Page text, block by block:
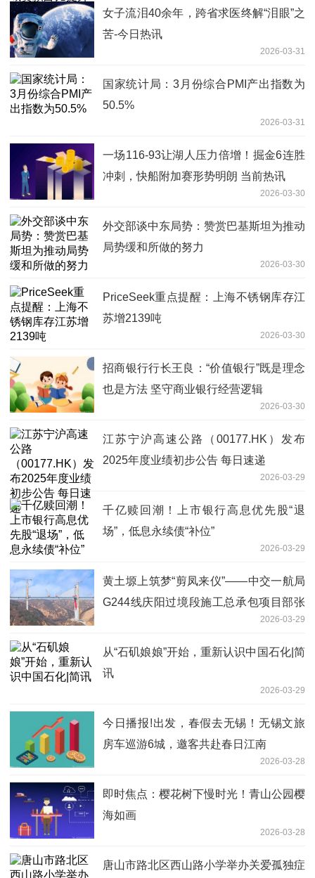
女子流泪40余年，跨省求医终解“泪眼”之
苦-今日热讯
2026-03-31
国家统计局：3月份综合PMI产出指数为
50.5%
2026-03-31
一场116-93让湖人压力倍增！掘金6连胜
冲刺，快船附加赛形势明朗 当前热讯
2026-03-30
外交部谈中东局势：赞赏巴基斯坦为推动
局势缓和所做的努力
2026-03-30
PriceSeek重点提醒：上海不锈钢库存江
苏增2139吨
2026-03-30
招商银行行长王良：“价值银行”既是理念
也是方法 坚守商业银行经营逻辑
2026-03-30
江苏宁沪高速公路（00177.HK）发布
2025年度业绩初步公告 每日速递
2026-03-29
千亿赎回潮！上市银行高息优先股“退
场”，低息永续债“补位”
2026-03-29
黄土塬上筑梦“剪凤来仪”——中交一航局
G244线庆阳过境段施工总承包项目部张
2026-03-29
从“石矶娘娘”开始，重新认识中国石化|简
讯
2026-03-29
今日播报!出发，春假去无锡！无锡文旅
房车巡游6城，邀客共赴春日江南
2026-03-28
即时焦点：樱花树下慢时光！青山公园樱
海如画
2026-03-28
唐山市路北区西山路小学举办关爱孤独症